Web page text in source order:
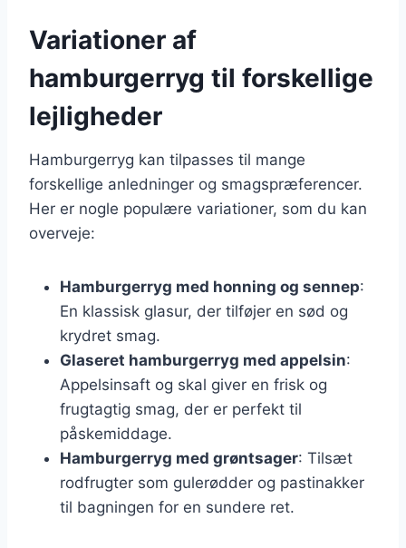
Variationer af
hamburgerryg til forskellige
lejligheder
Hamburgerryg kan tilpasses til mange
forskellige anledninger og smagspræferencer.
Her er nogle populære variationer, som du kan
overveje:
Hamburgerryg med honning og sennep:
En klassisk glasur, der tilføjer en sød og
krydret smag.
Glaseret hamburgerryg med appelsin:
Appelsinsaft og skal giver en frisk og
frugtagtig smag, der er perfekt til
påskemiddage.
Hamburgerryg med grøntsager: Tilsæt
rodfrugter som gulerødder og pastinakker
til bagningen for en sundere ret.